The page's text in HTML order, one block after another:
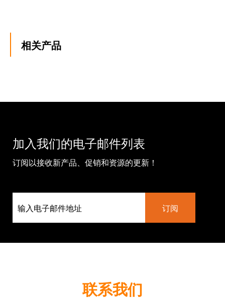
相关产品
加入我们的电子邮件列表
订阅以接收新产品、促销和资源的更新！
联系我们